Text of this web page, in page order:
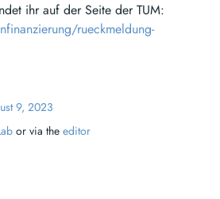
ihr auf der Seite der TUM:
rueckmeldung-
9, 2023
or via the editor